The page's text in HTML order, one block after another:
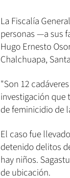
La Fiscalía
personas —a sus
Hugo Ernesto
Chalchuapa,
"Son 12
investigación que
de feminicidio de
El caso fue
detenido delitos
hay niños.
de ubicación.